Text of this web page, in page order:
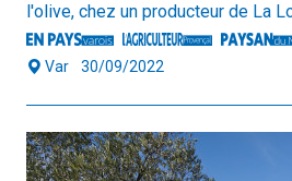
l'olive, chez un producteur de La
Var 30/09/2022